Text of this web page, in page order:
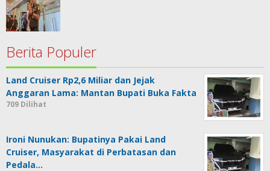
Berita Populer
Land Cruiser Rp2,6 Miliar dan Jejak
Anggaran Lama: Mantan Bupati Buka Fakta
709 Dilihat
Ironi Nunukan: Bupatinya Pakai Land
Cruiser, Masyarakat di Perbatasan dan
Pedala…